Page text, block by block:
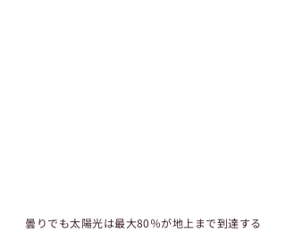
曇りでも太陽光は最大80％が地上まで到達する